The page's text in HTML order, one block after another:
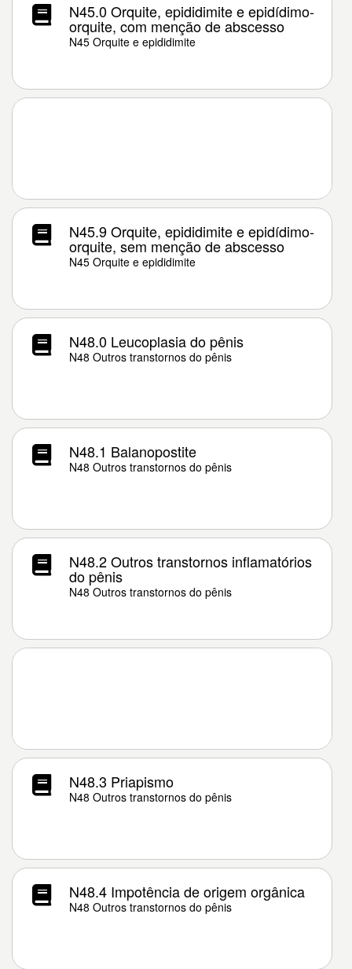
N45.0 Orquite, epididimite e epidídimo-
orquite, com menção de abscesso
N45 Orquite e epididimite
N45.9 Orquite, epididimite e epidídimo-
orquite, sem menção de abscesso
N45 Orquite e epididimite
N48.0 Leucoplasia do pênis
N48 Outros transtornos do pênis
N48.1 Balanopostite
N48 Outros transtornos do pênis
N48.2 Outros transtornos inflamatórios
do pênis
N48 Outros transtornos do pênis
N48.3 Priapismo
N48 Outros transtornos do pênis
N48.4 Impotência de origem orgânica
N48 Outros transtornos do pênis